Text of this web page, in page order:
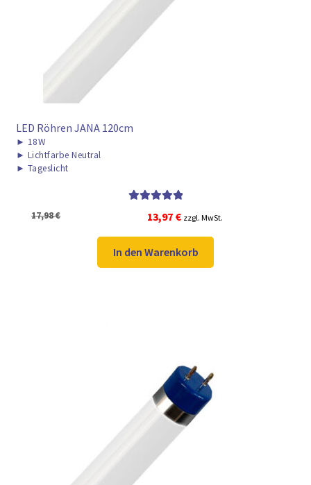
► VERSANDARTEN
LED Röhren JANA 120cm
► 18W
► Lichtfarbe Neutral
► Tageslicht
von 5
17,98€
Ursprünglicher
Preis
war:
17,98 €
13,97 €Aktueller
Preis
ist:
13,97 €.
zzgl. MwSt.
In den Warenkorb